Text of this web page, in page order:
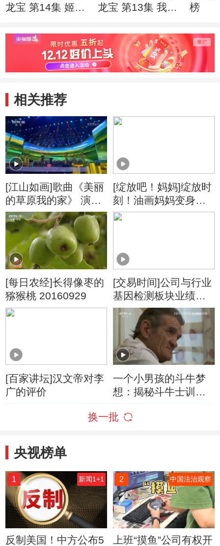
龙宝 第14集 姬发
龙宝 第13集 我们
榜
相关推荐
[江山如画]歌曲《美丽
的草原我的家》 演
唱：阿云嘎
[绽放吧！妈妈]绽放时
刻！油画妈妈变身艺
术女神
[每日农经]长得像枣的
猕猴桃 20160929
[交易时间]公司与行业
基因检测板块业绩加
速增长 投融资日趋活
[百家讲坛]汉文帝对李
广的评价
一个小男孩的斗牛梦
想：揭秘斗牛士训练
换一批
央视榜单
1 新闻1+1
反制美国！中方公布5
2 中国法治观察
上班“摸鱼”公司有权开